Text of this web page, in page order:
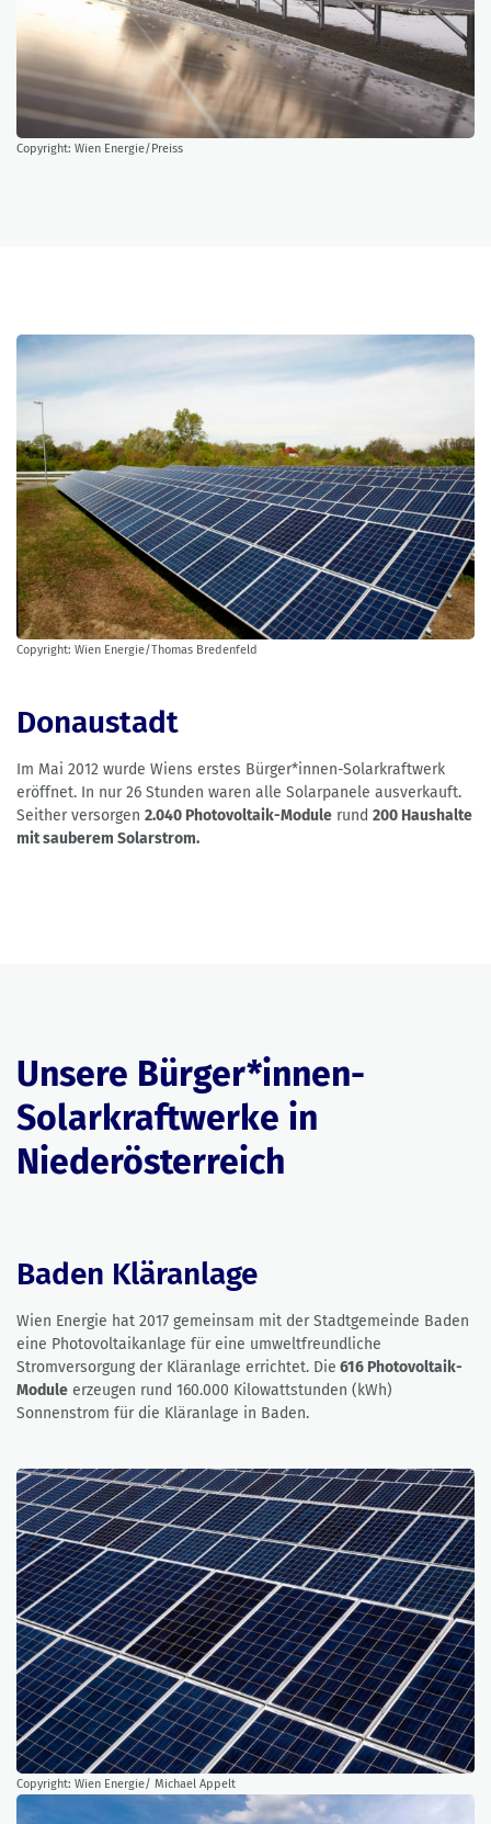
Copyright: Wien Energie/Preiss
Copyright: Wien Energie/Thomas Bredenfeld
Donaustadt
Im Mai 2012 wurde Wiens erstes Bürger*innen-Solarkraftwerk
eröffnet. In nur 26 Stunden waren alle Solarpanele ausverkauft.
Seither versorgen 2.040 Photovoltaik-Module rund 200 Haushalte
mit sauberem Solarstrom.
Unsere Bürger*innen-
Solarkraftwerke in
Niederösterreich
Baden Kläranlage
Wien Energie hat 2017 gemeinsam mit der Stadtgemeinde Baden
eine Photovoltaikanlage für eine umweltfreundliche
Stromversorgung der Kläranlage errichtet. Die 616 Photovoltaik-
Module erzeugen rund 160.000 Kilowattstunden (kWh)
Sonnenstrom für die Kläranlage in Baden.
Copyright: Wien Energie/ Michael Appelt